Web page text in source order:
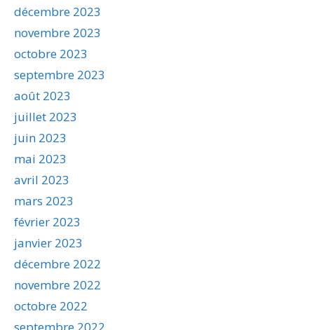
décembre 2023
novembre 2023
octobre 2023
septembre 2023
août 2023
juillet 2023
juin 2023
mai 2023
avril 2023
mars 2023
février 2023
janvier 2023
décembre 2022
novembre 2022
octobre 2022